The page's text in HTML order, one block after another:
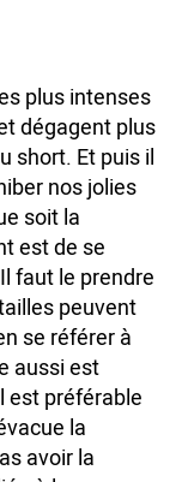
plus intenses
dégagent plus
short. Et puis il
nos jolies
soit la
est de se
faut le prendre
peuvent
se référer à
aussi est
est préférable
la
avoir la